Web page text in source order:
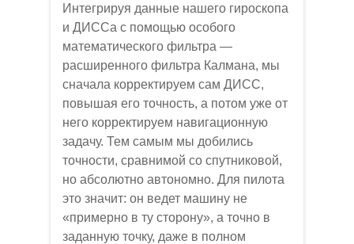
Интегрируя данные нашего гироскопа
и ДИССа с помощью особого
математического фильтра —
расширенного фильтра Калмана, мы
сначала корректируем сам ДИСС,
повышая его точность, а потом уже от
него корректируем навигационную
задачу. Тем самым мы добились
точности, сравнимой со спутниковой,
но абсолютно автономно. Для пилота
это значит: он ведет машину не
«примерно в ту сторону», а точно в
заданную точку, даже в полном